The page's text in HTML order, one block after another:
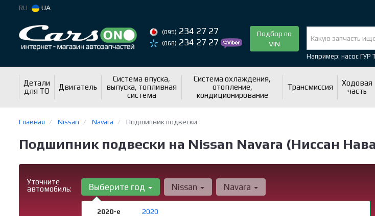
RU UA
(095) 234 27 27
(068) 234 27 27
Подбор по
VIN
Например: насос ГУР
Детали
для ТО
Двигатель
Система впуска,
выпуска, топливная
система
Система охлаждения,
отопление,
кондиционирование
Трансмиссия
Ходовая
часть
Главная Nissan Navara Подшипник подвески
Подшипник подвески на Nissan Navara (Ниссан
Уточните
автомобиль:
Выберите год
2020-е
2020
Nissan Navara